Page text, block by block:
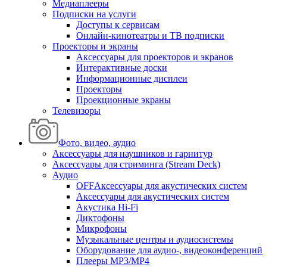
Медиаплееры
Подписки на услуги
Доступы к сервисам
Онлайн-кинотеатры и ТВ подписки
Проекторы и экраны
Аксессуары для проекторов и экранов
Интерактивные доски
Информационные дисплеи
Проекторы
Проекционные экраны
Телевизоры
Фото, видео, аудио
Аксессуары для наушников и гарнитур
Аксессуары для стриминга (Stream Deck)
Аудио
OFFАксессуары для акустических систем
Аксессуары для акустических систем
Акустика Hi-Fi
Диктофоны
Микрофоны
Музыкальные центры и аудиосистемы
Оборудование для аудио-, видеоконференций
Плееры MP3/MP4